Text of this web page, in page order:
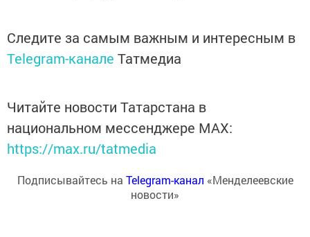
Следите за самым важным и интересным в
Telegram-канале Татмедиа
Читайте новости Татарстана в
национальном мессенджере MАХ:
https://max.ru/tatmedia
Подписывайтесь на Telegram-канал «Менделеевские
новости»